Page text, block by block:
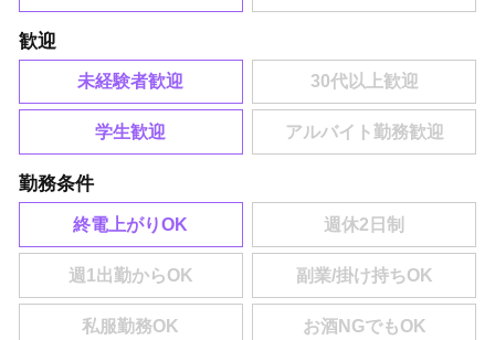
歓迎
未経験者歓迎
学生歓迎
勤務条件
終電上がりOK